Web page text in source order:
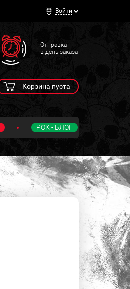
Войти
Отправка
в день заказа
Корзина пуста
РОК - БЛОГ